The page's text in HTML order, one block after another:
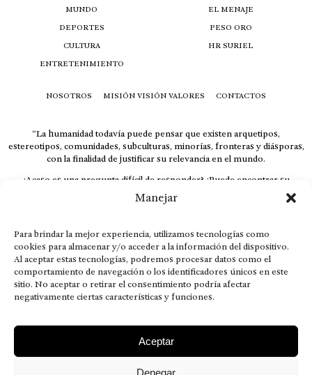
Manejar
Para brindar la mejor experiencia, utilizamos tecnologías como
cookies para almacenar y/o acceder a la información del dispositivo.
Al aceptar estas tecnologías, podremos procesar datos como el
comportamiento de navegación o los identificadores únicos en este
sitio. No aceptar o retirar el consentimiento podría afectar
negativamente ciertas características y funciones.
Aceptar
Denegar
MUNDO
DEPORTES
CULTURA
ENTRETENIMIENTO
EL MENAJE
PESO ORO
HR SURIEL
NOSOTROS MISIÓN VISIÓN VALORES CONTACTOS
“La humanidad todavía puede pensar que existen arquetipos,
estereotipos, comunidades, subculturas, minorías, fronteras y diásporas,
con la finalidad de justificar su relevancia en el mundo.
¿Acaso es una pregunta difícil de responder? ¿Puede encontrar su
respuesta al instante, otorgando al receptor cuestionado espacio y
velocidad suficiente para responder correctamente? De no ser así, el que
El concepto de familia no está limitado exclusivamente a la sangre; seres
que surgen en nuestro diario vivir suelen pesar más que los
emparentados. Más bien, el apego de estas dos versiones de seres
queridos mueve ideales provenientes de sus vivencias.
This is for nuestra gente.” – HRSuriel